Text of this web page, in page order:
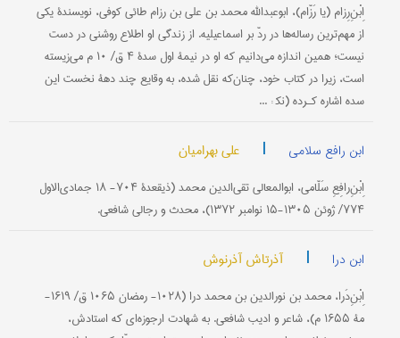
اِبْنِ‌رِزام (یا رَزّام)، ابوعبدالله محمد بن علی بن رزام طائی کوفی، نویسندۀ یکی
از مهم‌ترین رساله‌ها در ردّ بر اسماعیلیه. از زندگی او اطلاع روشنی در دست
نیست؛ همین اندازه می‌دانیم که او در نیمۀ اول سدۀ ۴ ق/ ۱۰ م می‌زیسته
است، زیرا در کتاب خود، چنان‌که نقل شده، به وقایع چند دهۀ نخست این
سده اشاره کـرده (نک‍ : ...
ابن رافع سلامی | علی بهرامیان
اِبْنِ‌رافِعِ سَلّامی، ابوالمعالی تقی‌الدین محمد (ذیقعدۀ ۷۰۴- ۱۸ جمادی‌الاول
۷۷۴/ ژوئن ۱۳۰۵-۱۵ نوامبر ۱۳۷۲)، محدث و رجالی شافعی.
ابن درا | آذرتاش آذرنوش
اِبْنِ‌دَرا، محمد بن نورالدین بن محمد درا (۱۰۲۸- رمضان ۱۰۶۵ ق/ ۱۶۱۹-
مۀ ۱۶۵۵ م)، شاعر و ادیب شافعی. به شهادت ارجوزه‌ای که استادش،